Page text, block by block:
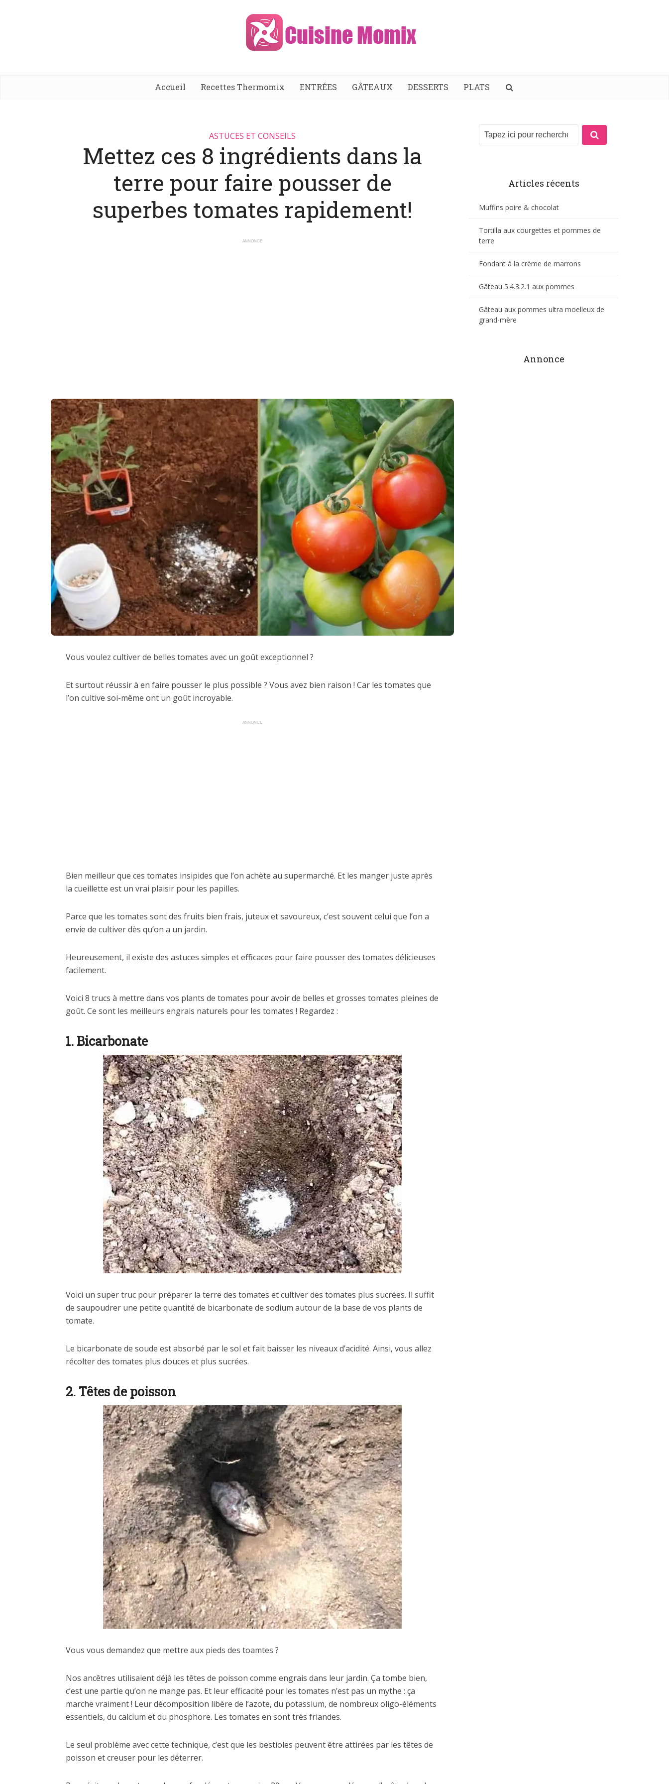
Accueil Recettes Thermomix ENTRÉES GÂTEAUX DESSERTS PLATS
ASTUCES ET CONSEILS
Mettez ces 8 ingrédients dans la
terre pour faire pousser de
superbes tomates rapidement!
ANNONCE
Vous voulez cultiver de belles tomates avec un goût exceptionnel ?
Et surtout réussir à en faire pousser le plus possible ? Vous avez bien raison ! Car les tomates que
l’on cultive soi-même ont un goût incroyable.
ANNONCE
Bien meilleur que ces tomates insipides que l’on achète au supermarché. Et les manger juste après
la cueillette est un vrai plaisir pour les papilles.
Parce que les tomates sont des fruits bien frais, juteux et savoureux, c’est souvent celui que l’on a
envie de cultiver dès qu’on a un jardin.
Heureusement, il existe des astuces simples et efficaces pour faire pousser des tomates délicieuses
facilement.
Voici 8 trucs à mettre dans vos plants de tomates pour avoir de belles et grosses tomates pleines de
goût. Ce sont les meilleurs engrais naturels pour les tomates ! Regardez :
1. Bicarbonate
Voici un super truc pour préparer la terre des tomates et cultiver des tomates plus sucrées. Il suffit
de saupoudrer une petite quantité de bicarbonate de sodium autour de la base de vos plants de
tomate.
Le bicarbonate de soude est absorbé par le sol et fait baisser les niveaux d’acidité. Ainsi, vous allez
récolter des tomates plus douces et plus sucrées.
2. Têtes de poisson
Vous vous demandez que mettre aux pieds des toamtes ?
Nos ancêtres utilisaient déjà les têtes de poisson comme engrais dans leur jardin. Ça tombe bien,
c’est une partie qu’on ne mange pas. Et leur efficacité pour les tomates n’est pas un mythe : ça
marche vraiment ! Leur décomposition libère de l’azote, du potassium, de nombreux oligo-éléments
essentiels, du calcium et du phosphore. Les tomates en sont très friandes.
Le seul problème avec cette technique, c’est que les bestioles peuvent être attirées par les têtes de
poisson et creuser pour les déterrer.
Articles récents
Muffins poire & chocolat
Tortilla aux courgettes et pommes de
terre
Fondant à la crème de marrons
Gâteau 5.4.3.2.1 aux pommes
Gâteau aux pommes ultra moelleux de
grand-mère
Annonce